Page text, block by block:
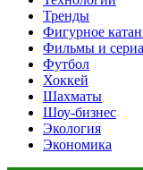
Тренды
Фигурное
Фильмы и
Футбол
Хоккей
Шахматы
Шоу-бизнес
Экология
Экономика